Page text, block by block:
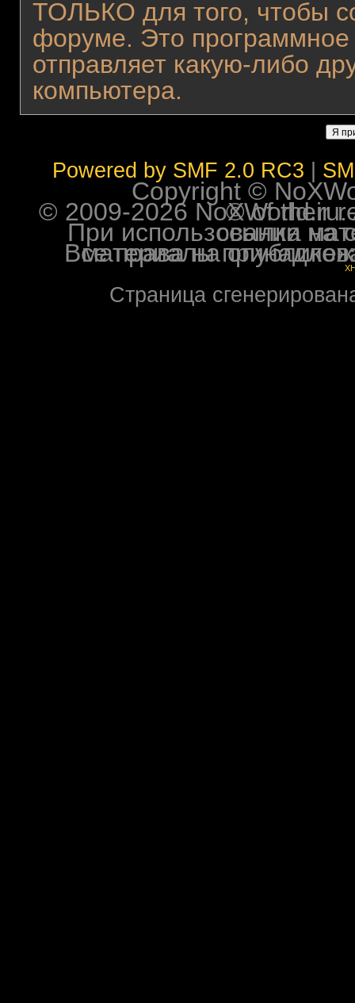
ТОЛЬКО для того, чтобы
форуме. Это программное
отправляет какую-либо
компьютера.
Powered by SMF 2.0 RC3
Copyright ©
© 2009-2026 NoXWorld.ru. All
При использовании
Все права на опубликованные на форуме
Страница